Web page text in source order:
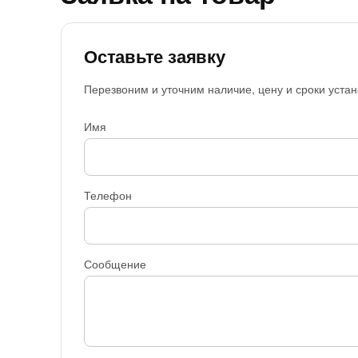
Оставьте заявку
Перезвоним и уточним наличие, цену и сроки
Имя
Телефон
Сообщение